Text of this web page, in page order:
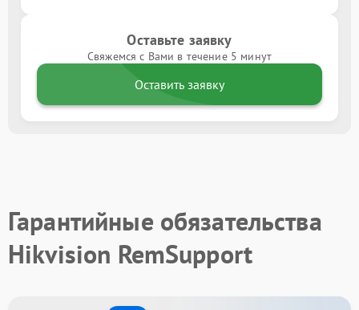
Оставьте заявку
Свяжемся с Вами в течение 5 минут
Оставить заявку
Гарантийные обязательства
Hikvision RemSupport